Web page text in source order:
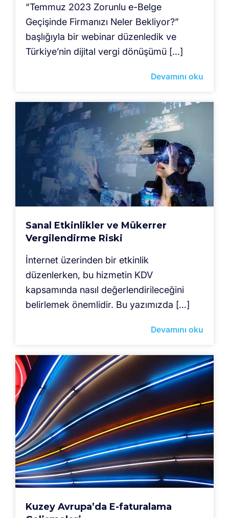
“Temmuz 2023 Zorunlu e-Belge
Geçişinde Firmanızı Neler Bekliyor?”
başlığıyla bir webinar düzenledik ve
Türkiye’nin dijital vergi dönüşümü […]
Devamını oku
Sanal Etkinlikler ve Mükerrer
Vergilendirme Riski
İnternet üzerinden bir etkinlik
düzenlerken, bu hizmetin KDV
kapsamında nasıl değerlendirileceğini
belirlemek önemlidir. Bu yazımızda […]
Devamını oku
Kuzey Avrupa’da E-faturalama